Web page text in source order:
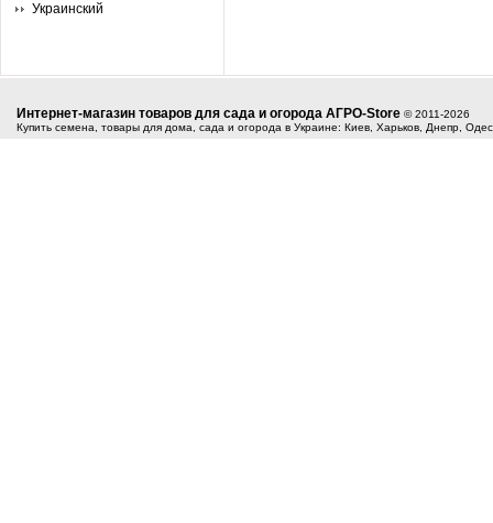
Украинский
Интернет-магазин товаров для сада и огорода АГРО-Store © 2011-2026
Купить семена, товары для дома, сада и огорода в Украине: Киев, Харьков, Днепр,